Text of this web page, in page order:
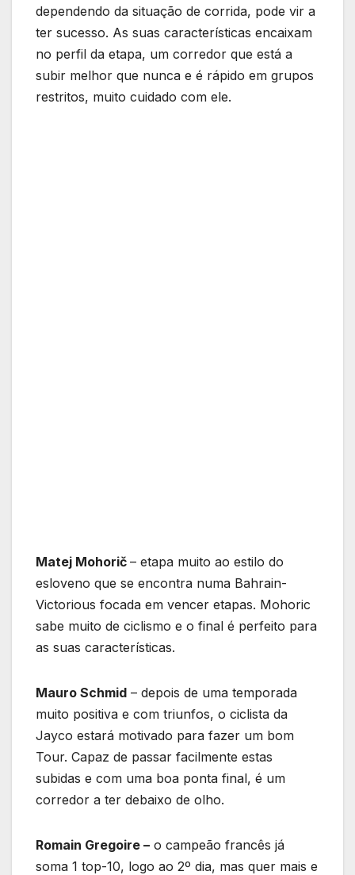
dependendo da situação de corrida, pode vir a
ter sucesso. As suas características encaixam
no perfil da etapa, um corredor que está a
subir melhor que nunca e é rápido em grupos
restritos, muito cuidado com ele.
Matej Mohorič – etapa muito ao estilo do
esloveno que se encontra numa Bahrain-
Victorious focada em vencer etapas. Mohoric
sabe muito de ciclismo e o final é perfeito para
as suas características.
Mauro Schmid – depois de uma temporada
muito positiva e com triunfos, o ciclista da
Jayco estará motivado para fazer um bom
Tour. Capaz de passar facilmente estas
subidas e com uma boa ponta final, é um
corredor a ter debaixo de olho.
Romain Gregoire – o campeão francês já
soma 1 top-10, logo ao 2º dia, mas quer mais e